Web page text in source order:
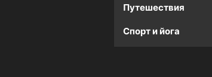
Путешествия
Спорт и йога